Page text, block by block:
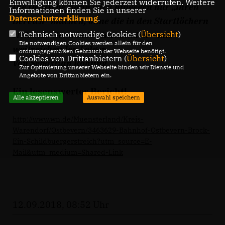
Die Deutsche Bahn wird hingegen nur „ihren
Bereich“ machen, ohne die in den Startlöchern
stehende Gemeinde einzubinden – mit
weitreichenden Folgen.
VonSebastian Rohling
Ein lesenswerter Bericht!
Informationen finden Sie in unserer
Datenschutzerklärung.
Technisch notwendige Cookies (Übersicht)
Die notwendigen Cookies werden allein für den
ordnungsgemäßen Gebrauch der Webseite benötigt.
Cookies von Drittanbietern (Übersicht)
Zur Optimierung unserer Webseite binden wir Dienste und
Angebote von Drittanbietern ein.
Alle akzeptieren Auswahl speichern